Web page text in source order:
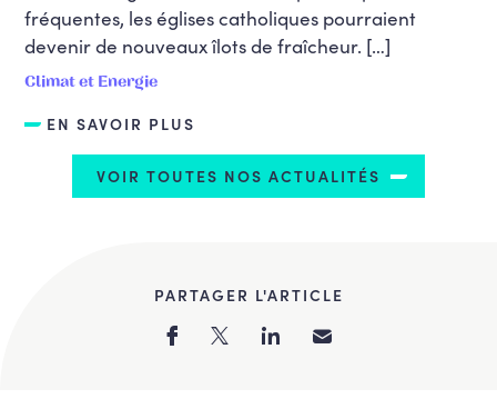
fréquentes, les églises catholiques pourraient
devenir de nouveaux îlots de fraîcheur. […]
Climat et Energie
EN SAVOIR PLUS
VOIR TOUTES NOS ACTUALITÉS
PARTAGER L'ARTICLE